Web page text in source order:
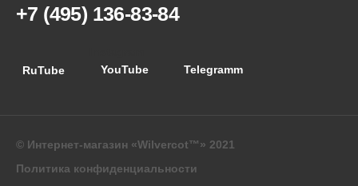
+7 (495) 136-83-84
© Интернет-магазин «Wilvercot™» 2021
Политика конфиденциальности
YouTube
RuTube Telegramm